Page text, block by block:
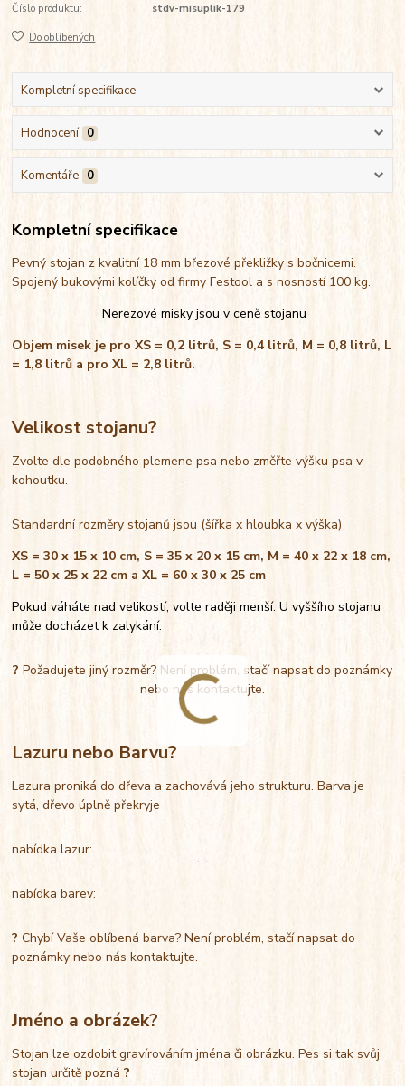
Číslo produktu: stdv-misuplik-179
Do oblíbených
Kompletní specifikace
Hodnocení 0
Komentáře 0
Kompletní specifikace
Pevný stojan z kvalitní 18 mm březové překližky s bočnicemi.
Spojený bukovými kolíčky od firmy Festool a s nosností 100 kg.
Nerezové misky jsou v ceně stojanu
Objem misek je pro XS = 0,2 litrů, S = 0,4 litrů, M = 0,8 litrů, L
= 1,8 litrů a pro XL = 2,8 litrů.
Velikost stojanu?
Zvolte dle podobného plemene psa nebo změřte výšku psa v
kohoutku.
Standardní rozměry stojanů jsou (šířka x hloubka x výška)
XS = 30 x 15 x 10 cm, S = 35 x 20 x 15 cm, M = 40 x 22 x 18 cm,
L = 50 x 25 x 22 cm a XL = 60 x 30 x 25 cm
Pokud váháte nad velikostí, volte raději menší. U vyššího stojanu
může docházet k zalykání.
? Požadujete jiný rozměr? Není problém, stačí napsat do poznámky
nebo nás kontaktujte.
Lazuru nebo Barvu?
Lazura proniká do dřeva a zachovává jeho strukturu. Barva je
sytá, dřevo úplně překryje
nabídka lazur:
nabídka barev:
?Chybí Vaše oblíbená barva? Není problém, stačí napsat do
poznámky nebo nás kontaktujte.
Jméno a obrázek?
Stojan lze ozdobit gravírováním jména či obrázku. Pes si tak svůj
stojan určitě pozná?